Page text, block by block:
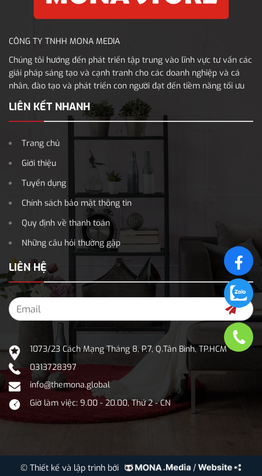
CÔNG TY TNHH MONA MEDIA
Chúng tôi hướng đến phát triển tập trung vào lĩnh vực tư vấn các
giải pháp sáng tạo và cạnh tranh cho các doanh nghiệp và cá
nhân, đào tạo và phát triển con người đạt đến tiềm năng tối ưu
LIÊN KẾT NHANH
Trang chủ
Giới thiệu
Tuyển dụng
Chính sách bảo mật thông tin
Quy định về thanh toán
Những câu hỏi thường gặp
LIÊN HỆ
1073/23 Cách Mạng Tháng 8, P.7, Q.Tân Bình, TP.HCM
0313728397
info@themona.global
Giờ làm việc: 9.00 - 20.00, Thứ 2 - CN
© Thiết kế và lập trình bởi